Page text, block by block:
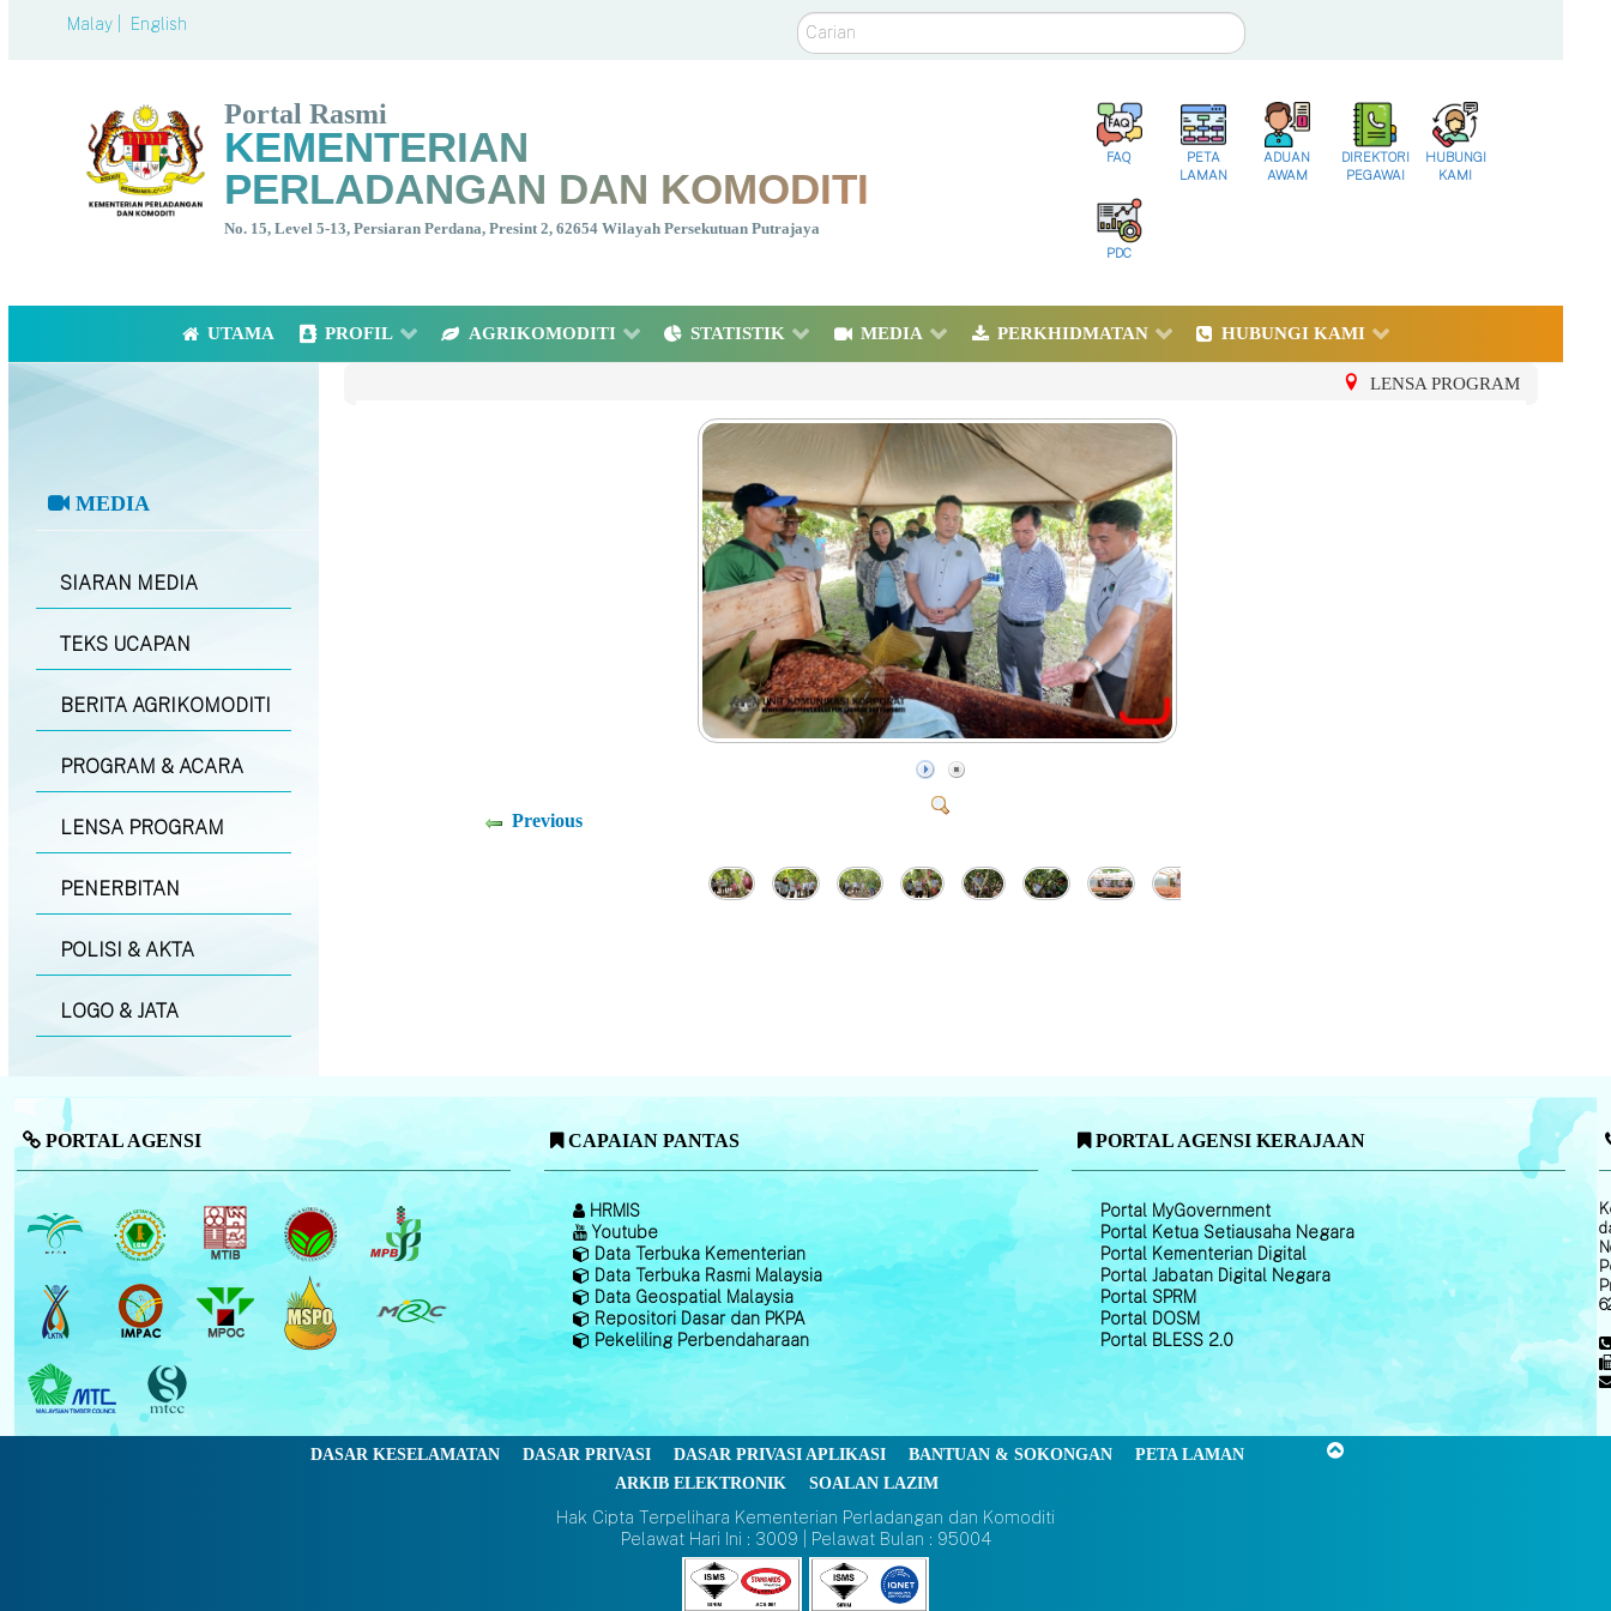
Malay | English Carian
Portal Rasmi
KEMENTERIAN
PERLADANGAN DAN KOMODITI
No. 15, Level 5-13, Persiaran Perdana, Presint 2, 62654 Wilayah Persekutuan Putrajaya
FAQ
PETA
LAMAN
ADUAN
AWAM
DIREKTORI
PEGAWAI
HUBUNGI
KAMI
PDC
UTAMA PROFIL AGRIKOMODITI STATISTIK MEDIA PERKHIDMATAN HUBUNGI KAMI
MEDIA
SIARAN MEDIA
TEKS UCAPAN
BERITA AGRIKOMODITI
PROGRAM & ACARA
LENSA PROGRAM
PENERBITAN
POLISI & AKTA
LOGO & JATA
LENSA PROGRAM
Previous
PORTAL AGENSI CAPAIAN PANTAS
HRMIS
Youtube
Data Terbuka Kementerian
Data Terbuka Rasmi Malaysia
Data Geospatial Malaysia
Repositori Dasar dan PKPA
Pekeliling Perbendaharaan
PORTAL AGENSI KERAJAAN
Portal MyGovernment
Portal Ketua Setiausaha Negara
Portal Kementerian Digital
Portal Jabatan Digital Negara
Portal SPRM
Portal DOSM
Portal BLESS 2.0
DASAR KESELAMATAN DASAR PRIVASI DASAR PRIVASI APLIKASI BANTUAN & SOKONGAN
PETA LAMAN
ARKIB ELEKTRONIK
SOALAN LAZIM
Hak Cipta Terpelihara Kementerian Perladangan dan Komoditi
Pelawat Hari Ini : 3009 | Pelawat Bulan : 95004